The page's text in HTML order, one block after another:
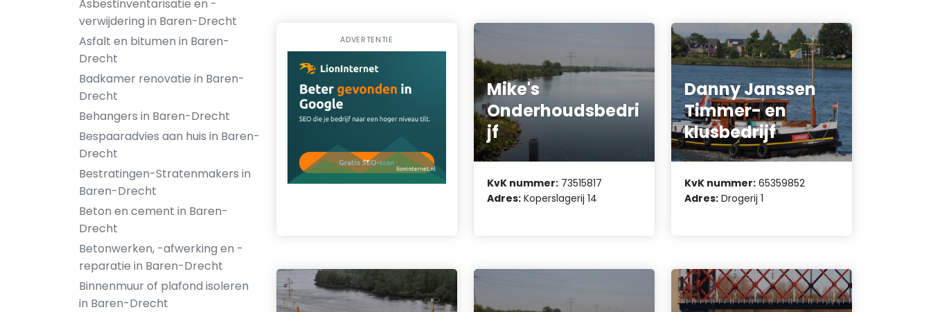
Asbestinventarisatie en -
verwijdering in Baren-Drecht
Asfalt en bitumen in Baren-
Drecht
Badkamer renovatie in Baren-
Drecht
Behangers in Baren-Drecht
Bespaaradvies aan huis in Baren-
Drecht
Bestratingen-Stratenmakers in
Baren-Drecht
Beton en cement in Baren-
Drecht
Betonwerken, -afwerking en -
reparatie in Baren-Drecht
Binnenmuur of plafond isoleren
in Baren-Drecht
ADVERTENTIE
Mike's
Onderhoudsbedri
jf
KvK nummer: 73515817
Adres: Koperslagerij 14
Danny Janssen
Timmer- en
klusbedrijf
KvK nummer: 65359852
Adres: Drogerij 1